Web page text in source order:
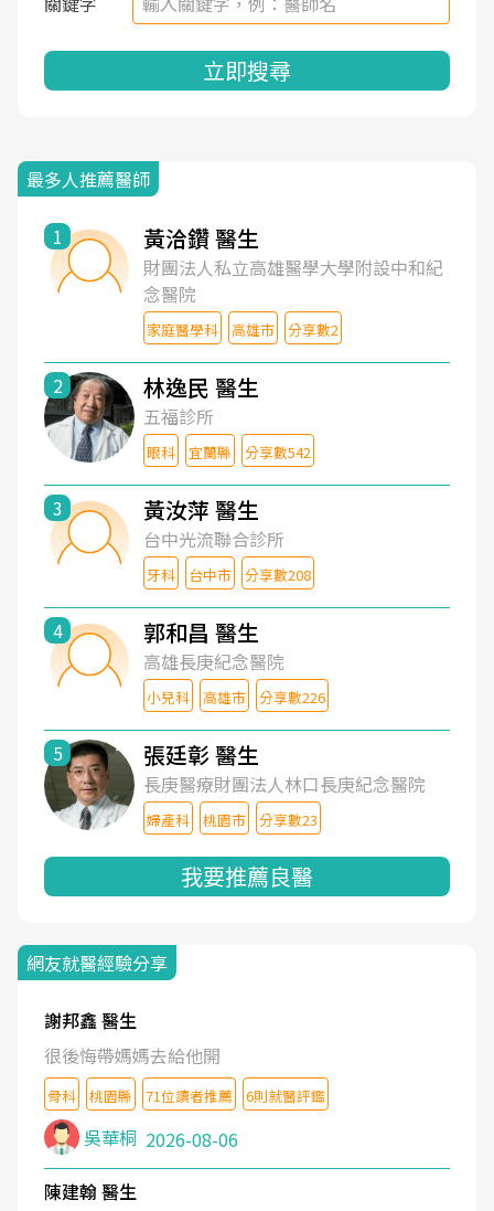
立即搜尋
最多人推薦醫師
1 黃洽鑽 醫生
財團法人私立高雄醫學大學附設中和紀
念醫院
家庭醫學科 高雄市 分享數2
2 林逸民 醫生
五福診所
眼科 宜蘭縣 分享數542
3 黃汝萍 醫生
台中光流聯合診所
牙科 台中市 分享數208
4 郭和昌 醫生
高雄長庚紀念醫院
小兒科 高雄市 分享數226
5 張廷彰 醫生
長庚醫療財團法人林口長庚紀念醫院
婦產科 桃園市 分享數23
我要推薦良醫
網友就醫經驗分享
謝邦鑫 醫生
很後悔帶媽媽去給他開
骨科 桃園縣 71位讀者推薦 6則就醫評鑑
吳華桐 2026-08-06
陳建翰 醫生